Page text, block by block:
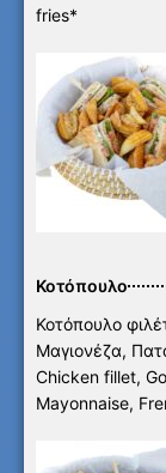
fries*
Κοτόπουλο
Κοτόπουλο
Μαγιονέζα,
Chicken fillet,
Mayonnaise,